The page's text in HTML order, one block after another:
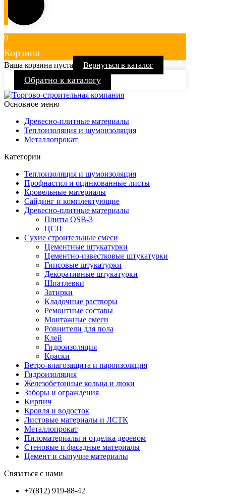
0
Корзина
Ваша корзина пуста Вернуться в каталог
Обратно к каталогу
Основное меню
Древесно-плитные материалы
Теплоизоляция и шумоизоляция
Металлопрокат
Категории
Теплоизоляция и шумоизоляция
Профнастил и оцинкованные листы
Кровельные материалы
Сайдинг и комплектующие
Древесно-плитные материалы
Плиты OSB-3
ЦСП
Сухие строительные смеси
Цементные штукатурки
Цементно-известковые штукатурки
Гипсовые штукатурки
Декоративные штукатурки
Шпатлевки
Затирки
Кладочные растворы
Ремонтные составы
Монтажные смеси
Ровнители для пола
Клей
Гидроизоляция
Краски
Ветро-влагозащита и пароизоляция
Гидроизоляция
Железобетонные кольца и люки
Заборы и ограждения
Кирпич
Кровля и водосток
Листовые материалы и ЛСТК
Металлопрокат
Пиломатериалы и отделка деревом
Стеновые и фасадные материалы
Цемент и сыпучие материалы
Связаться с нами
+7(812) 919-88-42